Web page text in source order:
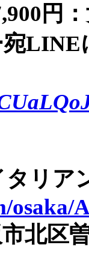
円
LINE
タリ
osaka/
北区